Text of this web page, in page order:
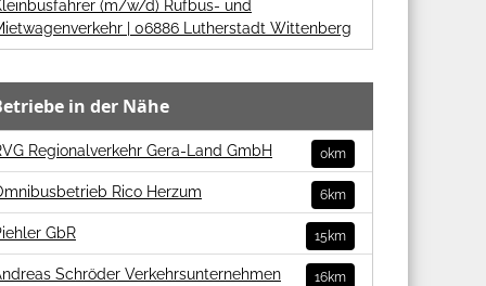
(m/w/d) Rufbus- und
| 06886 Lutherstadt Wittenberg
in der Nähe
0km
Regionalverkehr Gera-Land GmbH
6km
Rico Herzum
15km
GbR
16km
Schröder Verkehrsunternehmen